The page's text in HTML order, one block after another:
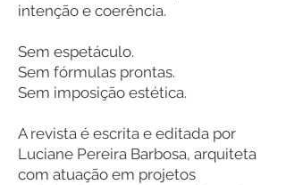
intenção e coerência.
Sem espetáculo.
Sem fórmulas prontas.
Sem imposição estética.
A revista é escrita e editada por
Luciane Pereira Barbosa, arquiteta
com atuação em projetos